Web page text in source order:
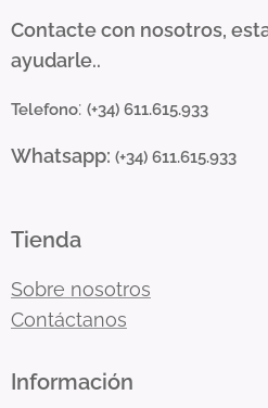
Contacte con nosotros,
ayudarle..
Telefono: (+34) 611.615.933
Whatsapp: (+34) 611.615.933
Tienda
Sobre nosotros
Contáctanos
Información